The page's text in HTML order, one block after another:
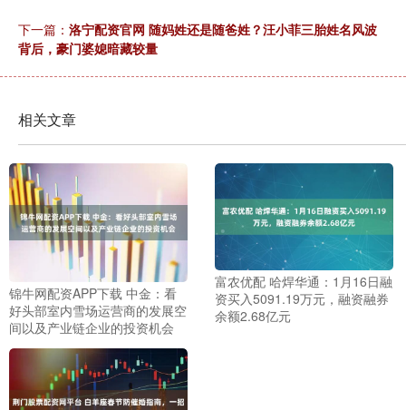
下一篇： 洛宁配资官网 随妈姓还是随爸姓？汪小菲三胎姓名风波
背后，豪门婆媳暗藏较量
相关文章
锦牛网配资APP下载 中金：看
好头部室内雪场运营商的发展空
间以及产业链企业的投资机会
富农优配 哈焊华通：1月16日融
资买入5091.19万元，融资融券
余额2.68亿元